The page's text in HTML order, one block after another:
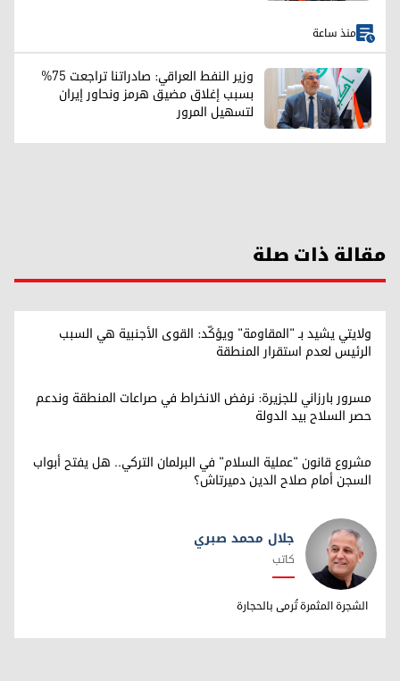
منذ ساعة
وزير النفط العراقي: صادراتنا تراجعت 75%
بسبب إغلاق مضيق هرمز ونحاور إيران
لتسهيل المرور
مقالة ذات صلة
ولايتي يشيد بـ "المقاومة" ويؤكّد: القوى الأجنبية هي السبب
الرئيس لعدم استقرار المنطقة
مسرور بارزاني للجزيرة: نرفض الانخراط في صراعات المنطقة وندعم
حصر السلاح بيد الدولة
مشروع قانون "عملية السلام" في البرلمان التركي.. هل يفتح أبواب
السجن أمام صلاح الدين دميرتاش؟
جلال محمد صبري
جلال محمد صبري
كاتب
الشجرة المثمرة تُرمى بالحجارة